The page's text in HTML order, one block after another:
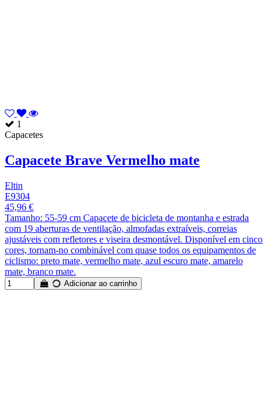
1
Capacetes
Capacete Brave Vermelho mate
Eltin
E9304
45,96 €
Tamanho: 55-59 cm Capacete de bicicleta de montanha e estrada
com 19 aberturas de ventilação, almofadas extraíveis, correias
ajustáveis com refletores e viseira desmontável. Disponível em cinco
cores, tornam-no combinável com quase todos os equipamentos de
ciclismo: preto mate, vermelho mate, azul escuro mate, amarelo
mate, branco mate.
Adicionar ao carrinho